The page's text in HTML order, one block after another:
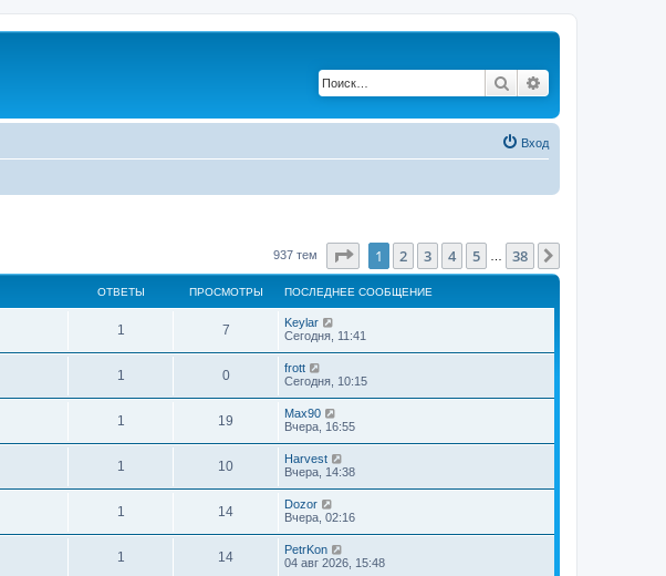
Поиск
Вход
937 тем Страница1 из 38
1 2 3 4 5 38
ОТВЕТЫ ПРОСМОТРЫ ПОСЛЕДНЕЕ СООБЩЕНИЕ
1 7
Keylar
Сегодня, 11:41
1 0
frott
Сегодня, 10:15
1 19
Max90
Вчера, 16:55
1 10
Harvest
Вчера, 14:38
1 14
Dozor
Вчера, 02:16
1 14
PetrKon
04 авг 2026, 15:48